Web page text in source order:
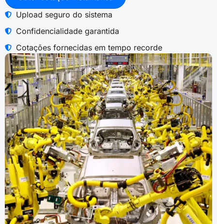
Upload seguro do sistema
Confidencialidade garantida
Cotações fornecidas em tempo recorde